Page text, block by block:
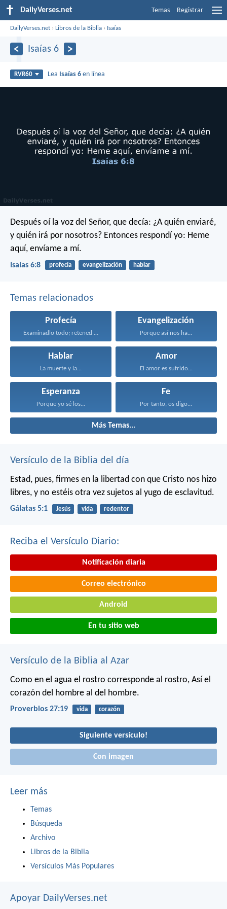
DailyVerses.net Temas Registrar
DailyVerses.net ›Libros de la Biblia › Isaías
Isaías 6
RVR60 Lea Isaías 6 en línea
Después oí la voz del Señor, que decía: ¿A quién enviaré,
y quién irá por nosotros? Entonces respondí yo: Heme
aquí, envíame a mí.
Isaías 6:8 profecía evangelización hablar
Temas relacionados
Profecía
Examinadlo todo; retened lo...
Evangelización
Porque así nos ha...
Hablar
La muerte y la...
Amor
El amor es sufrido...
Esperanza
Porque yo sé los...
Fe
Por tanto, os digo...
Más Temas...
Versículo de la Biblia del día
Estad, pues, firmes en la libertad con que Cristo nos hizo
libres, y no estéis otra vez sujetos al yugo de esclavitud.
Gálatas 5:1 Jesús vida redentor
Reciba el Versículo Diario:
Notificación diaria
Correo electrónico
Android
En tu sitio web
Versículo de la Biblia al Azar
Como en el agua el rostro corresponde al rostro, Así el
corazón del hombre al del hombre.
Proverbios 27:19 vida corazón
Siguiente versículo!
Con imagen
Leer más
Temas
Búsqueda
Archivo
Libros de la Biblia
Versículos Más Populares
Apoyar DailyVerses.net